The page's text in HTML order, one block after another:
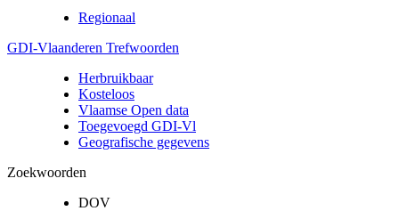
Regionaal
GDI-Vlaanderen Trefwoorden
Herbruikbaar
Kosteloos
Vlaamse Open data
Toegevoegd GDI-Vl
Geografische gegevens
Zoekwoorden
DOV